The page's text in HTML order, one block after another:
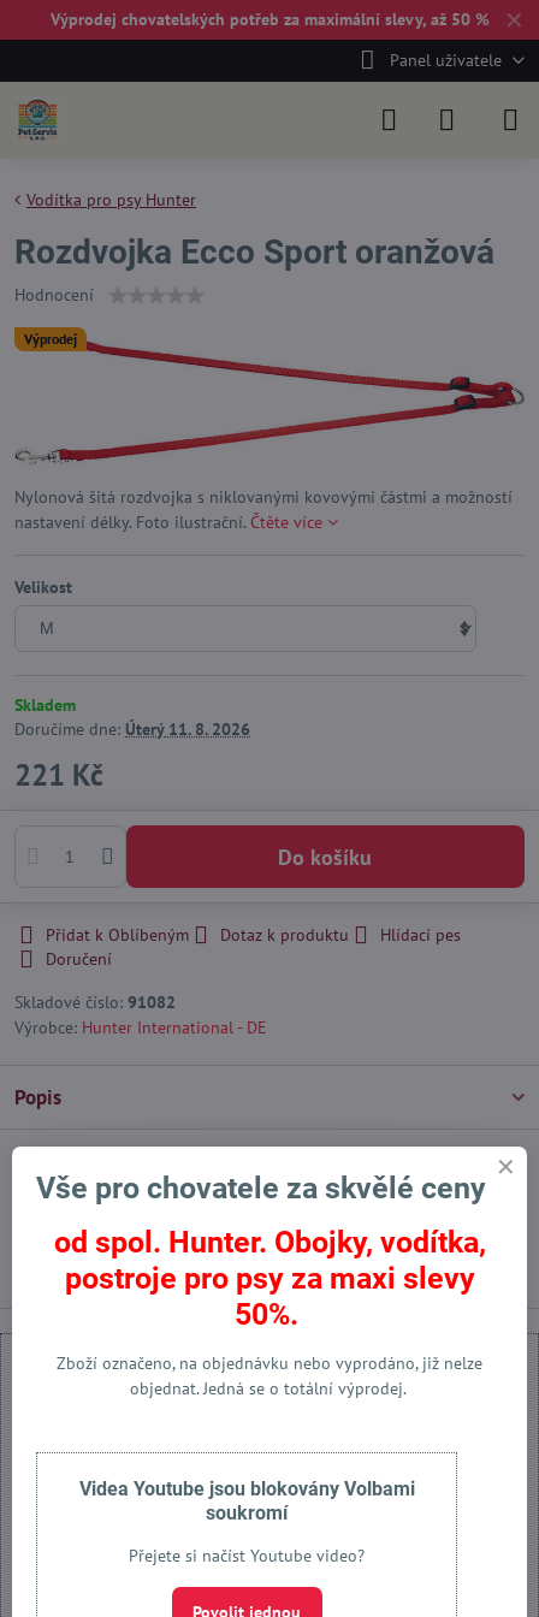
✕
Výprodej chovatelských potřeb za maximální slevy, až 50 %
Panel uživatele
Výprodej
Vodítka pro psy Hunter
Rozdvojka Ecco Sport oranžová
Hodnocení
Nylonová šitá rozdvojka s niklovanými kovovými částmi a možností
nastavení délky. Foto ilustrační. Čtěte více
Velikost
Skladem
Doručíme dne: Úterý11. 8. 2026
221 Kč
Do košíku
Přidat k Oblíbeným Dotaz k produktu
Hlídací pes
Doručení
Skladové číslo: 91082
Výrobce: Hunter International - DE
Popis
FacebookTwitterBlueskyPinterestReddit LinkedInWhatsApp
E-
mail
Předchozí produkt Následující produkt
Externí obsah je blokován Volbami soukromí
Přejete si načíst externí obsah?
Povolit jednou
Vše pro chovatele za skvělé ceny
od spol. Hunter. Obojky, vodítka,
postroje pro psy za maxi slevy
50%.
Zboží označeno, na objednávku nebo vyprodáno, již nelze
objednat. Jedná se o totální výprodej.
Videa Youtube jsou blokovány Volbami
soukromí
Přejete si načíst Youtube video?
Povolit jednou